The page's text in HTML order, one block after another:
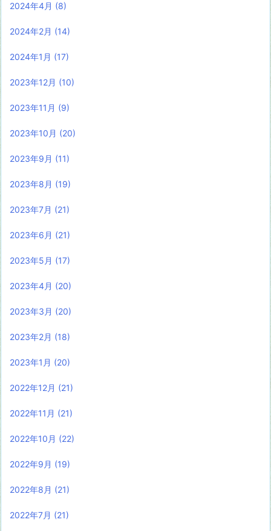
2024年4月 (8)
2024年2月 (14)
2024年1月 (17)
2023年12月 (10)
2023年11月 (9)
2023年10月 (20)
2023年9月 (11)
2023年8月 (19)
2023年7月 (21)
2023年6月 (21)
2023年5月 (17)
2023年4月 (20)
2023年3月 (20)
2023年2月 (18)
2023年1月 (20)
2022年12月 (21)
2022年11月 (21)
2022年10月 (22)
2022年9月 (19)
2022年8月 (21)
2022年7月 (21)